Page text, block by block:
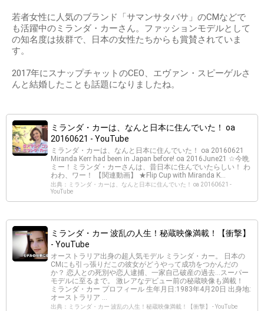
若者女性に人気のブランド「サマンサタバサ」のCMなどで
も活躍中のミランダ・カーさん。ファッションモデルとして
の知名度は抜群で、日本の女性たちからも賞賛されていま
す。
2017年にスナップチャットのCEO、エヴァン・スピーゲルさ
んと結婚したことも話題になりましたね。
ミランダ・カーは、なんと日本に住んでいた！ oa
20160621 - YouTube
ミランダ・カーは、なんと日本に住んでいた！ oa 20160621
Miranda Kerr had been in Japan before! oa 2016June21 ☆今晩
ミー！ミランダ・カーさんは、昔日本に住んでいたらしい！ わ
わわ、ワー！ 【関連動画】 ★Flip Cup with Miranda K...
出典：ミランダ・カーは、なんと日本に住んでいた！ oa 20160621 -
YouTube
ミランダ・カー 波乱の人生！秘蔵映像満載！【衝撃】
- YouTube
オーストラリア出身の超人気モデル ミランダ・カー。 日本の
CMにも引っ張りだこの彼女がどうやって成功をつかんだの
か？ 恋人との死別や恋人逮捕、一家自己破産の過去…スーパー
モデルに至るまで。 激レアなデビュー前の秘蔵映像も満載！
ミランダ・カー プロフィール 生年月日:1983年4月20日 出身地:
オーストラリア ...
出典：ミランダ・カー 波乱の人生！秘蔵映像満載！【衝撃】 - YouTube